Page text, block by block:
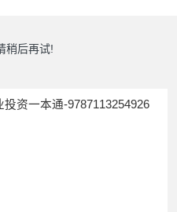
稍后再试!
投资一本通-9787113254926